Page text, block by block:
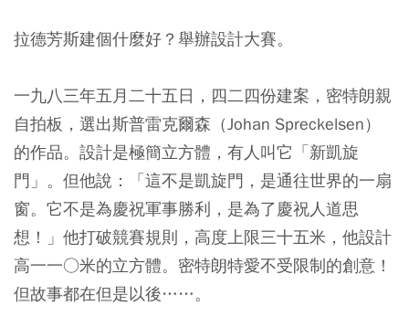
拉德芳斯建個什麼好？舉辦設計大賽。
一九八三年五月二十五日，四二四份建案，密特朗親
自拍板，選出斯普雷克爾森（Johan Spreckelsen）
的作品。設計是極簡立方體，有人叫它「新凱旋
門」。但他說：「這不是凱旋門，是通往世界的一扇
窗。它不是為慶祝軍事勝利，是為了慶祝人道思
想！」他打破競賽規則，高度上限三十五米，他設計
高一一○米的立方體。密特朗特愛不受限制的創意！
但故事都在但是以後……。